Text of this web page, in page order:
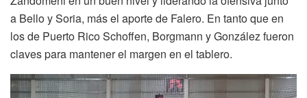
a Bello y Soria, más el aporte de Falero. En tanto que en
los de Puerto Rico Schoffen, Borgmann y González fueron
claves para mantener el margen en el tablero.